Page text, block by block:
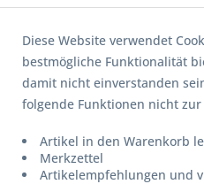
Diese Website verwendet
bestmögliche Funktionalität
damit nicht einverstanden
folgende Funktionen nicht
Artikel in den Warenkorb
Merkzettel
Artikelempfehlungen und